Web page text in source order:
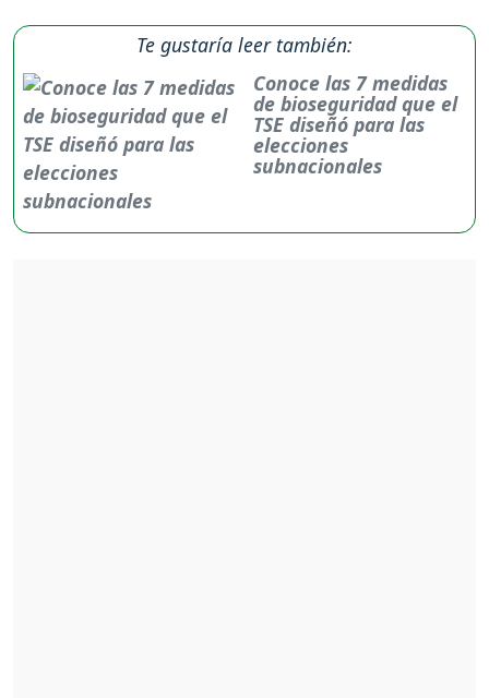
Te gustaría leer también:
Conoce las 7 medidas
de bioseguridad que el
TSE diseñó para las
elecciones
subnacionales